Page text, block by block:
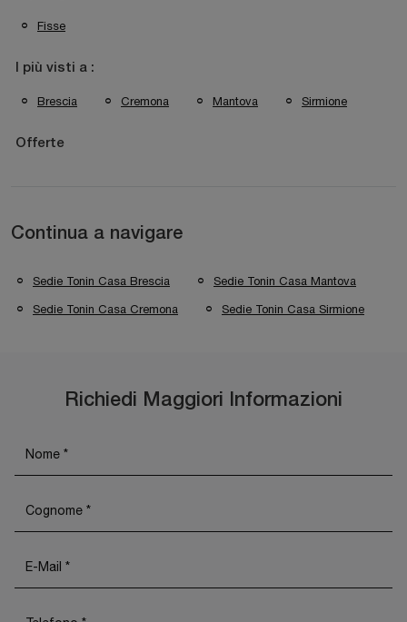
Fisse
I più visti a :
Brescia Cremona Mantova Sirmione
Offerte
Continua a navigare
Sedie Tonin Casa Brescia Sedie Tonin Casa Mantova
Sedie Tonin Casa Cremona Sedie Tonin Casa Sirmione
Richiedi Maggiori Informazioni